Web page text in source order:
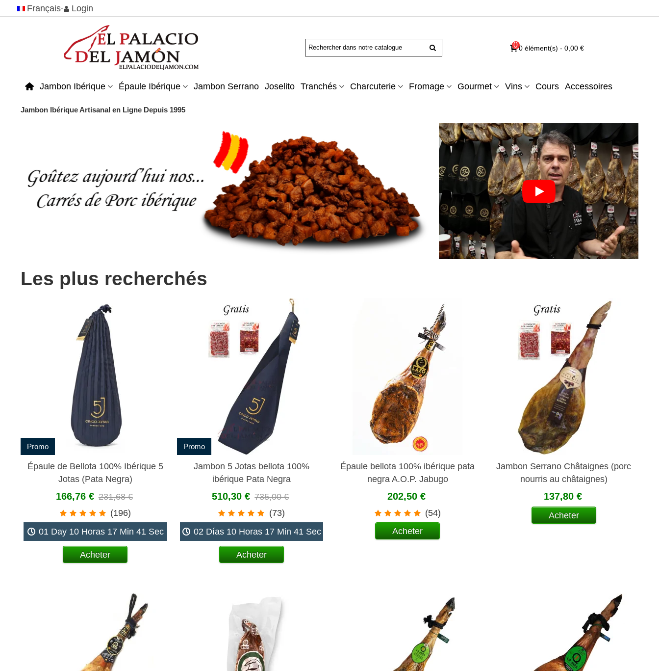
Français Login
00 élément(s) - 0,00 €
Jambon Ibérique Épaule Ibérique Jambon Serrano Joselito Tranchés Charcuterie Fromage Gourmet Vins Cours Accessoires
Jambon Ibérique Artisanal en Ligne Depuis 1995
Les plus recherchés
Promo
Épaule de Bellota 100% Ibérique 5
Jotas (Pata Negra)
166,76 € 231,68 €
(196)
01 Day 10 Horas 17 Min 40 Sec
Acheter
Promo
Jambon 5 Jotas bellota 100%
ibérique Pata Negra
510,30 € 735,00 €
(73)
02 Días 10 Horas 17 Min 40 Sec
Acheter
Épaule bellota 100% ibérique pata
negra A.O.P. Jabugo
202,50 €
(54)
Acheter
Jambon Serrano Châtaignes (porc
nourris au châtaignes)
137,80 €
Acheter